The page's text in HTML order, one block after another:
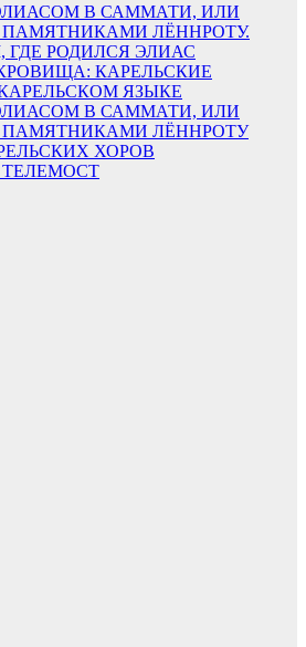
В САММАТИ, ИЛИ
ЛЁННРОТУ.
ГДЕ РОДИЛСЯ ЭЛИАС
КАРЕЛЬСКИЕ
ЯЗЫКЕ
В САММАТИ, ИЛИ
ЛЁННРОТУ
ХОРОВ